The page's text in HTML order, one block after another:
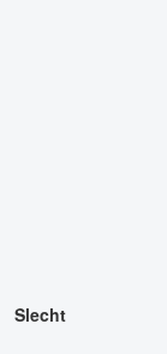
Slecht